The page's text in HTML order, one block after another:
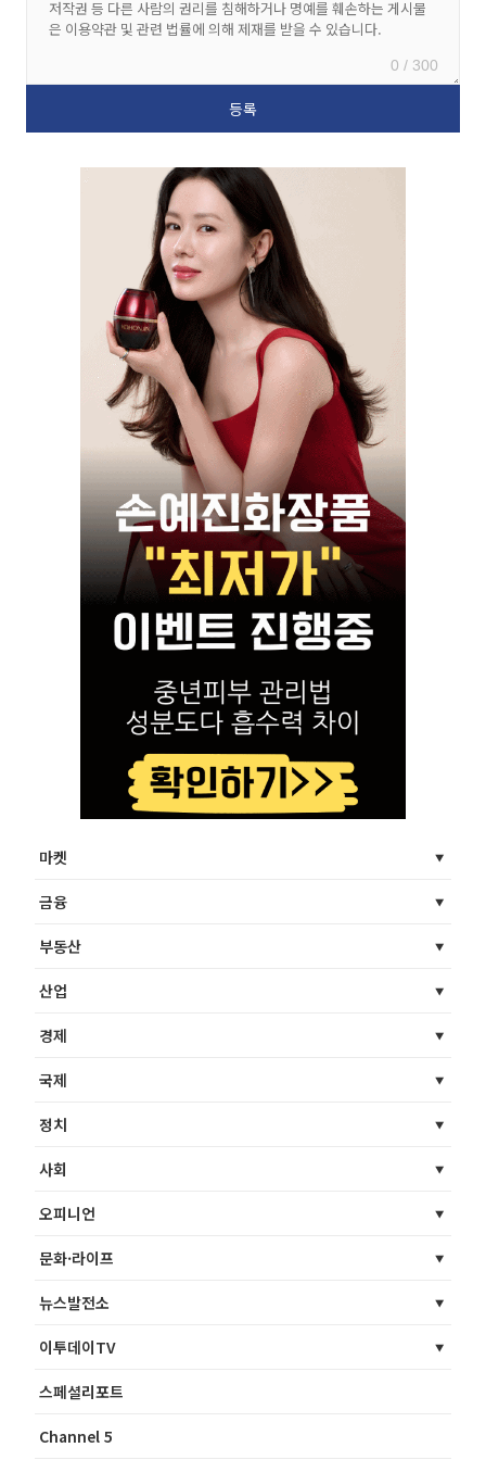
0 / 300
마켓
금융
부동산
산업
경제
국제
정치
사회
오피니언
문화·라이프
뉴스발전소
이투데이TV
스페셜리포트
Channel 5